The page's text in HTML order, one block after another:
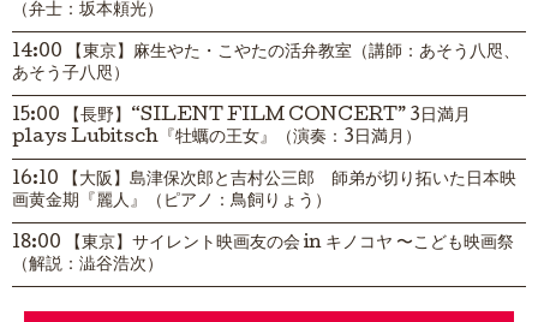
（弁士：坂本頼光）
14:00 【東京】麻生やた・こやたの活弁教室（講師：あそう八咫、
あそう子八咫）
15:00 【長野】“SILENT FILM CONCERT” 3日満月
plays Lubitsch『牡蠣の王女』（演奏：3日満月）
16:10 【大阪】島津保次郎と吉村公三郎 師弟が切り拓いた日本映
画黄金期『麗人』（ピアノ：鳥飼りょう）
18:00 【東京】サイレント映画友の会 in キノコヤ 〜こども映画祭
（解説：澁谷浩次）